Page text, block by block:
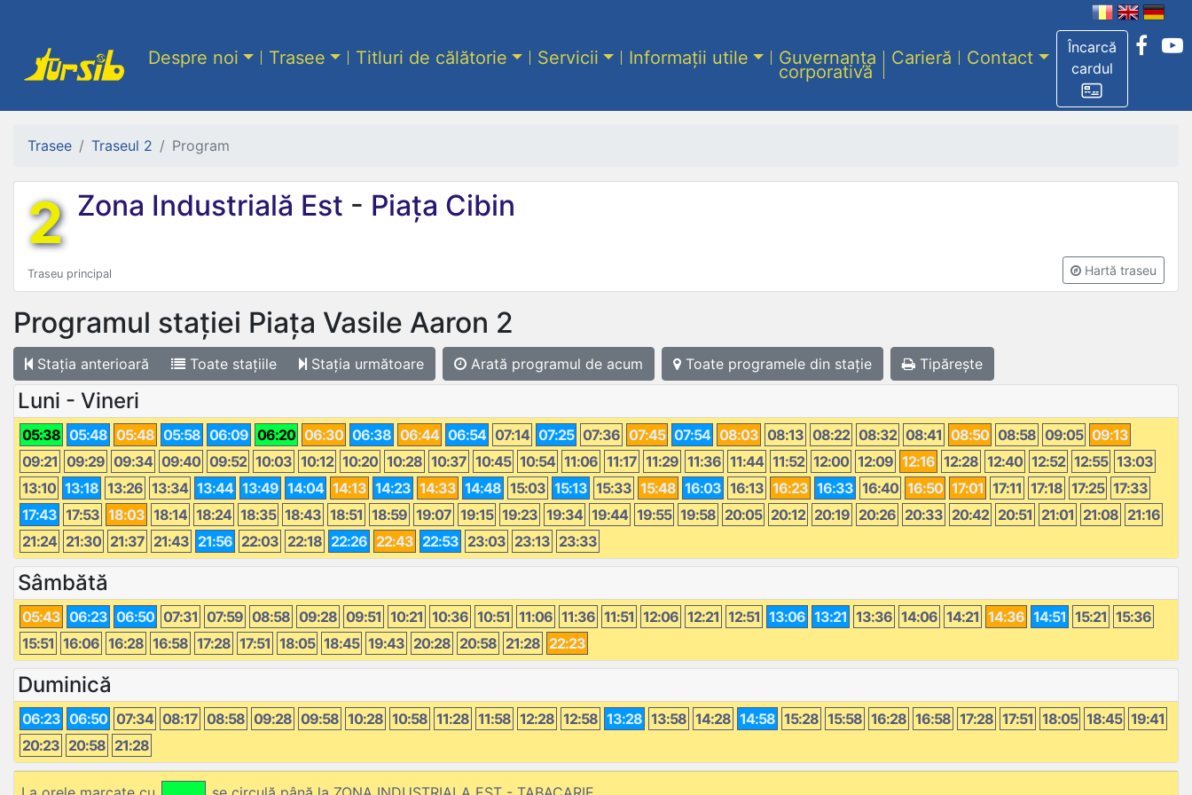
Încarcă
cardul
Despre noi Trasee Titluri de călătorie Servicii Informații utile Guvernanța
corporativă
Carieră Contact
Trasee Traseul 2 Program
2 Zona Industrială Est - Piața Cibin
Traseu principal Hartă traseu
Programul stației Piața Vasile Aaron 2
Stația anterioară Toate stațiile Stația următoare Arată programul de acum Toate programele din stație Tipărește
Luni - Vineri
05:38 05:48 05:48 05:58 06:09 06:20 06:30 06:38 06:44 06:54 07:14 07:25 07:36 07:45 07:54 08:03 08:13 08:22 08:32 08:41 08:50 08:58 09:05 09:13
09:21 09:29 09:34 09:40 09:52 10:03 10:12 10:20 10:28 10:37 10:45 10:54 11:06 11:17 11:29 11:36 11:44 11:52 12:00 12:09 12:16 12:28 12:40 12:52 12:55 13:03
13:10 13:18 13:26 13:34 13:44 13:49 14:04 14:13 14:23 14:33 14:48 15:03 15:13 15:33 15:48 16:03 16:13 16:23 16:33 16:40 16:50 17:01 17:11 17:18 17:25 17:33
17:43 17:53 18:03 18:14 18:24 18:35 18:43 18:51 18:59 19:07 19:15 19:23 19:34 19:44 19:55 19:58 20:05 20:12 20:19 20:26 20:33 20:42 20:51 21:01 21:08 21:16
21:24 21:30 21:37 21:43 21:56 22:03 22:18 22:26 22:43 22:53 23:03 23:13 23:33
Sâmbătă
05:43 06:23 06:50 07:31 07:59 08:58 09:28 09:51 10:21 10:36 10:51 11:06 11:36 11:51 12:06 12:21 12:51 13:06 13:21 13:36 14:06 14:21 14:36 14:51 15:21 15:36
15:51 16:06 16:28 16:58 17:28 17:51 18:05 18:45 19:43 20:28 20:58 21:28 22:23
Duminică
06:23 06:50 07:34 08:17 08:58 09:28 09:58 10:28 10:58 11:28 11:58 12:28 12:58 13:28 13:58 14:28 14:58 15:28 15:58 16:28 16:58 17:28 17:51 18:05 18:45 19:41
20:23 20:58 21:28